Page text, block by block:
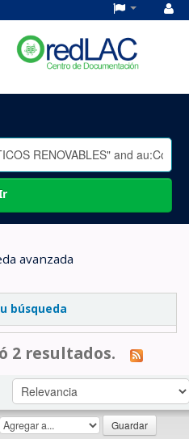
avanzada
búsqueda
2 resultados.